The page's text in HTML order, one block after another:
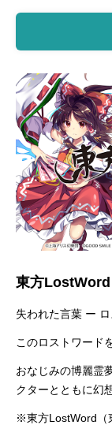
東方LostWord
失われた言葉 ー ロ
このロストワード
おなじみの博麗霊
クターとともに幻
※東方LostWord（